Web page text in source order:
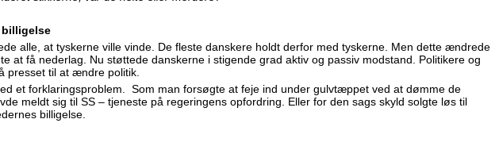
billigelse
alle, at tyskerne ville vinde. De fleste danskere holdt derfor med tyskerne. Men dette ændrede
at få nederlag. Nu støttede danskerne i stigende grad aktiv og passiv modstand. Politikere og
presset til at ændre politik.
et forklaringsproblem. Som man forsøgte at feje ind under gulvtæppet ved at dømme de
meldt sig til SS – tjeneste på regeringens opfordring. Eller for den sags skyld solgte løs til
billigelse.